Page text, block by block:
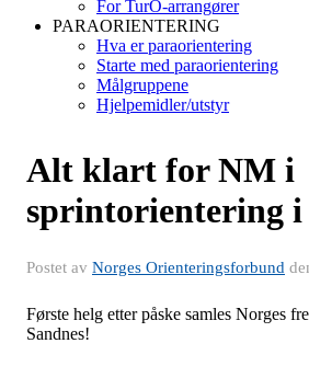
For TurO-arrangører
PARAORIENTERING
Hva er paraorientering
Starte med paraorientering
Målgruppene
Hjelpemidler/utstyr
Alt klart for NM i
sprintorientering i
Postet av Norges Orienteringsforbund
Første helg etter påske samles Norges
Sandnes!